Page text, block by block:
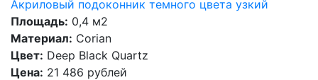
Акриловый подоконник темного цвета узкий
Площадь: 0,4 м2
Материал: Corian
Цвет: Deep Black Quartz
Цена: 21 486 рублей